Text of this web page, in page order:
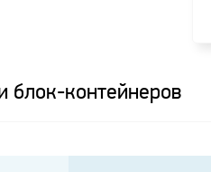
блок-контейнеров